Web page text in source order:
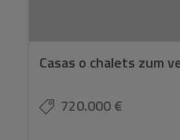
Casas o chalets zum
720.000 €